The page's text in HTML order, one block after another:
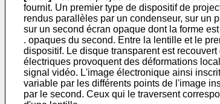
fournit. Un premier type de dispositif de
rendus parallèles par un condenseur, sur un
sur un second écran opaque dont la forme
. opaques du second. Entre la lentille et le
dispositif. Le disque transparent est
électriques provoquent des déformations
signal vidéo. L'image électronique ainsi
variable par les différents points de l'image
par le second. Ceux qui le traversent